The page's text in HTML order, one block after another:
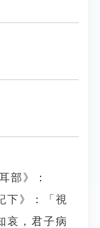
部》：
下》：「視
哀，君子病